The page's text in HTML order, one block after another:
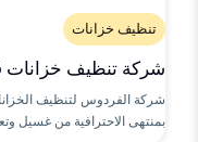
تنظيف خزانات
شركة تنظيف
شركة الفردوس لتنظيف
بمنتهى الاحترافية من غسيل